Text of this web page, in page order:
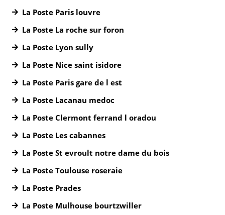
La Poste Paris louvre
La Poste La roche sur foron
La Poste Lyon sully
La Poste Nice saint isidore
La Poste Paris gare de l est
La Poste Lacanau medoc
La Poste Clermont ferrand l oradou
La Poste Les cabannes
La Poste St evroult notre dame du bois
La Poste Toulouse roseraie
La Poste Prades
La Poste Mulhouse bourtzwiller